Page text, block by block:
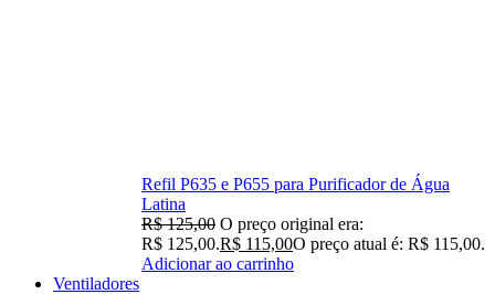
Refil P635 e P655 para Purificador de Água
Latina
R$125,00 O preço original era:
R$ 125,00.R$ 115,00O preço atual é: R$ 115,00.
Adicionar ao carrinho
Ventiladores